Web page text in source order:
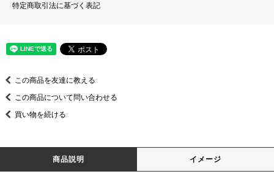
特定商取引法に基づく表記
この商品を友達に教える
この商品について問い合わせる
買い物を続ける
商品説明 イメージ